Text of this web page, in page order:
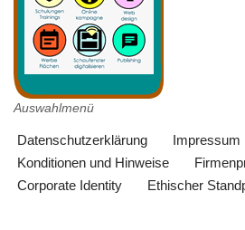
Auswahlmenü
Datenschutzerklärung Impressum
Konditionen und Hinweise
Corporate Identity
Ethischer